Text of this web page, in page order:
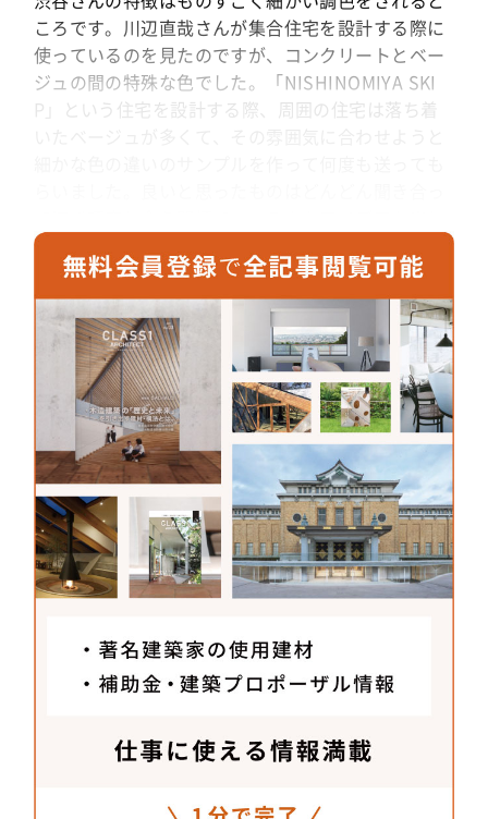
ころです。川辺直哉さんが集合住宅を設計する際に
使っているのを見たのですが、コンクリートとベー
ジュの間の特殊な色でした。「NISHINOMIYA SKI
P」という住宅を設計する際、周囲の住宅は落ち着
てもくれます。また、耐火基準にあたっての審査も
厳しくなっているなか、いろいろと下地の可能性な
ど相談に乗ってくれたりもしています。
有限会社 渋谷製作所
〒861-4214
熊本市南区城南町舞原1130-5
TEL：0964-28-7530
FAX：0964-28-5650
WEB：
sshibuya.jp/